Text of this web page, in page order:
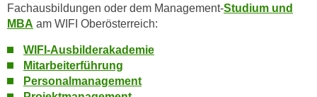
Fachausbildungen oder dem Management-Studium und
MBA am WIFI Oberösterreich:
WIFI-Ausbilderakademie
Mitarbeiterführung
Personalmanagement
e
b
z